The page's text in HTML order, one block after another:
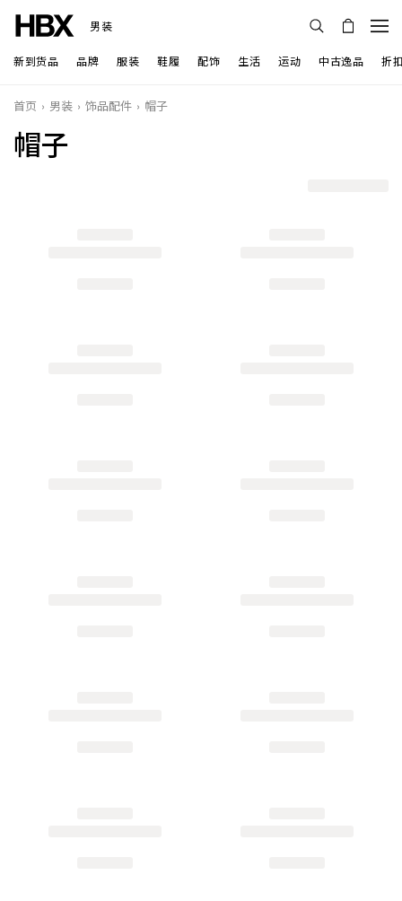
男装
新到货品 品牌 服装 鞋履 配饰 生活 运动 中古逸品 折
首页 男装 饰品配件 帽子
帽子